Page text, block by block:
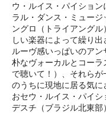
ウ・ルイス・パイショ
ラル・ダンス・ミュー
ングロ（トライアング
しい楽器によって繰り
ルーヴ感いっぱいのア
朴なヴォーカルとコー
で聴いて！）、それら
のうちに現地に居る気
おセウ・ルイス・パイ
デスチ（ブラジル北東部